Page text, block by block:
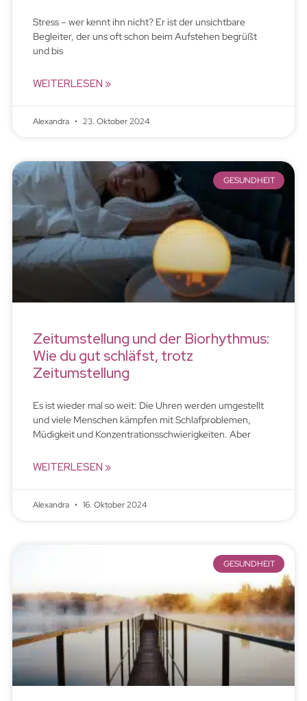
Stress – wer kennt ihn nicht? Er ist der unsichtbare
Begleiter, der uns oft schon beim Aufstehen begrüßt
und bis
WEITERLESEN »
Alexandra 23. Oktober 2024
GESUNDHEIT
Zeitumstellung und der Biorhythmus:
Wie du gut schläfst, trotz
Zeitumstellung
Es ist wieder mal so weit: Die Uhren werden umgestellt
und viele Menschen kämpfen mit Schlafproblemen,
Müdigkeit und Konzentrationsschwierigkeiten. Aber
WEITERLESEN »
Alexandra 16. Oktober 2024
GESUNDHEIT